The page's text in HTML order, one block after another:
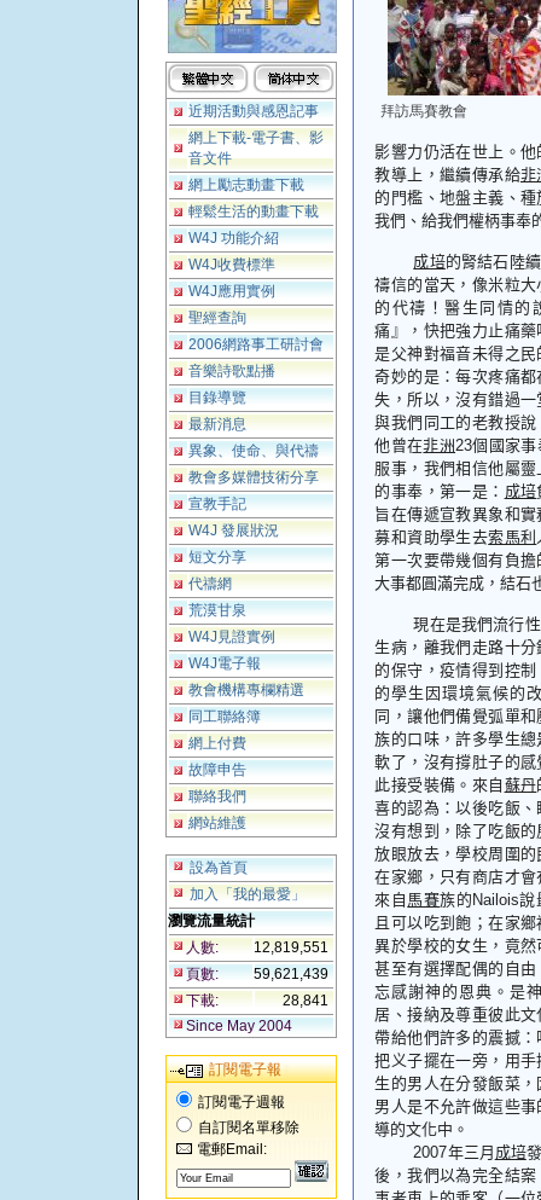
近期活動與感恩記事
網上下載-電子書、影
音文件
網上勵志動畫下載
輕鬆生活的動畫下載
W4J 功能介紹
W4J收費標準
W4J應用實例
聖經查詢
2006網路事工研討會
音樂詩歌點播
目錄導覽
最新消息
異象、使命、與代禱
教會多媒體技術分享
宣教手記
W4J 發展狀況
短文分享
代禱網
荒漠甘泉
W4J見證實例
W4J電子報
教會機構專欄精選
同工聯絡簿
網上付費
故障申告
聯絡我們
網站維護
設為首頁
加入「我的最愛」
瀏覽流量統計
人數:
12,819,551
頁數:
59,621,439
下載:
28,841
Since May 2004
訂閱電子報
訂閱電子週報
自訂閱名單移除
電郵Email:
拜訪馬賽教會
影響力仍活在世上。
教導上，繼續傳承給非
的門檻、地盤主義、
我們、給我們權柄事奉
成培的腎結石陸
禱信的當天，像米粒
的代禱！醫生同情的
痛』，快把強力止痛
是父神對福音未得之
奇妙的是：每次疼痛
失，所以，沒有錯過
與我們同工的老教授
他曾在非洲23個國家事
服事，我們相信他屬
的事奉，第一是： 成培
旨在傳遞宣教異象和
募和資助學生去索馬利
第一次要帶幾個有負
大事都圓滿完成，結石
現在是我們流行
生病，離我們走路十
的保守，疫情得到控
的學生因環境氣候的
同，讓他們備覺弧單
族的口味，許多學生
軟了，沒有撐肚子的
此接受裝備。來自 蘇丹
喜的認為：以後吃飯
沒有想到，除了吃飯
放眼放去，學校周圍
在家鄉，只有商店才
來自 馬賽族的 Nailois說
且可以吃到飽；在家
異於學校的女生，竟
甚至有選擇配偶的自
忘感謝神的恩典。是
居、接納及尊重彼此
帶給他們許多的震撼
把义子擺在一旁，用
生的男人在分發飯菜
男人是不允許做這些
導的文化中。
2007年三月 成培
後，我們以為完全結